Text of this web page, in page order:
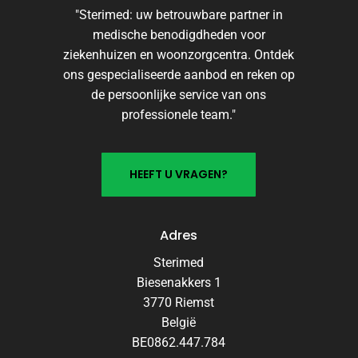
"Sterimed: uw betrouwbare partner in
medische benodigdheden voor
ziekenhuizen en woonzorgcentra. Ontdek
ons gespecialiseerde aanbod en reken op
de persoonlijke service van ons
professionele team."
HEEFT U VRAGEN?
Adres
Sterimed
Biesenakkers 1
3770 Riemst
België
BE0862.447.784